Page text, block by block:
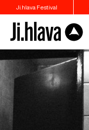
Ji.hlava Festival